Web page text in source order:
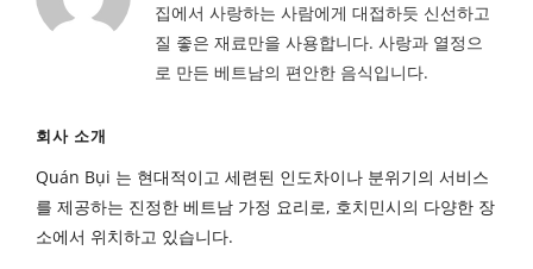
집에서 사랑하는 사람에게 대접하듯 신선하고
질 좋은 재료만을 사용합니다. 사랑과 열정으
로 만든 베트남의 편안한 음식입니다.
회사 소개
Quán Bụi 는 현대적이고 세련된 인도차이나 분위기의 서비스
를 제공하는 진정한 베트남 가정 요리로, 호치민시의 다양한 장
소에서 위치하고 있습니다.